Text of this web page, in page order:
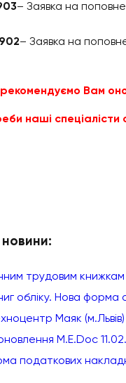
– Заявка на
– Заявка на
Вам
наші
новини:
трудовим
обліку. Нова форма
Маяк
M.E.Doc
податкових